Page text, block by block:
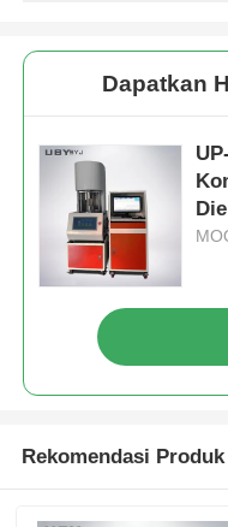
Dapatkan
Rekomendasi Produk